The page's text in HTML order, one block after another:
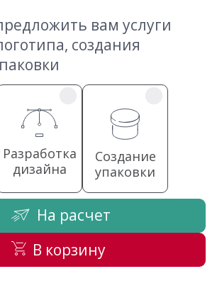
вам услуги
создания
Разработка
дизайна
Создание
упаковки
На расчет
В корзину